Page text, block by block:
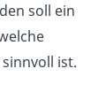
soll ein
ist.